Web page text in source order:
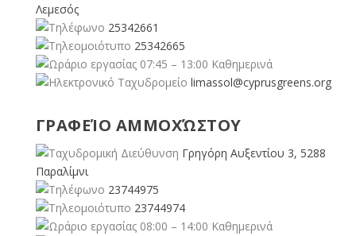
Λεμεσός
25342661
25342665
07:45 – 13:00 Καθημερινά
limassol@cyprusgreens.org
ΓΡΑΦΕΊΟ ΑΜΜΟΧΏΣΤΟΥ
Γρηγόρη Αυξεντίου 3, 5288
Παραλίμνι
23744975
23744974
08:00 – 14:00 Καθημερινά